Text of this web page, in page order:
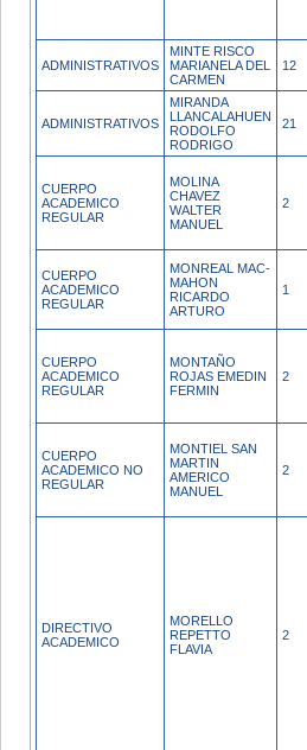
ADMINISTRATIVOS
MINTE RISCO
MARIANELA DEL
CARMEN
12
ADMINISTRATIVOS
MIRANDA
LLANCALAHUEN
RODOLFO
RODRIGO
21
CUERPO
ACADEMICO
REGULAR
MOLINA
CHAVEZ
WALTER
MANUEL
2
CUERPO
ACADEMICO
REGULAR
MONREAL MAC-
MAHON
RICARDO
ARTURO
1
CUERPO
ACADEMICO
REGULAR
MONTAÑO
ROJAS EMEDIN
FERMIN
2
CUERPO
ACADEMICO NO
REGULAR
MONTIEL SAN
MARTIN
AMERICO
MANUEL
2
DIRECTIVO
ACADEMICO
MORELLO
REPETTO
FLAVIA
2